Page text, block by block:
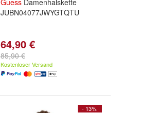
Guess Damenhalskette
JUBN04077JWYGTQTU
64,90 €
85,90 €
Kostenloser Versand
- 13%